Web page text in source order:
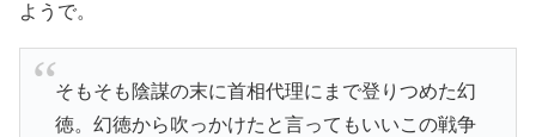
ようで。
そもそも陰謀の末に首相代理にまで登りつめた幻
徳。幻徳から吹っかけたと言ってもいいこの戦争